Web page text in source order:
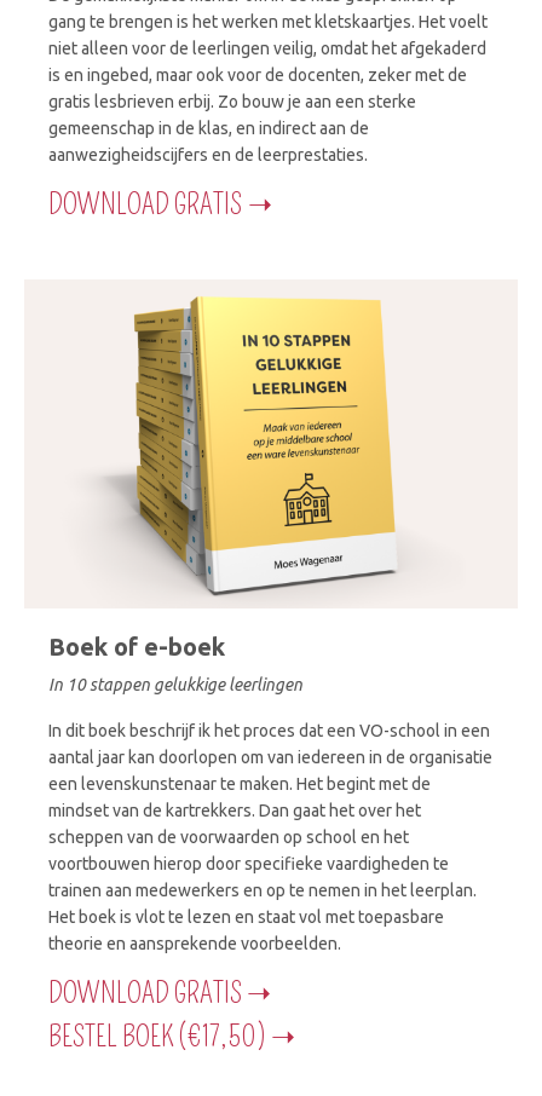
gang te brengen is het werken met kletskaartjes. Het voelt
niet alleen voor de leerlingen veilig, omdat het afgekaderd
is en ingebed, maar ook voor de docenten, zeker met de
gratis lesbrieven erbij. Zo bouw je aan een sterke
gemeenschap in de klas, en indirect aan de
aanwezigheidscijfers en de leerprestaties.
DOWNLOAD GRATIS ➝
Boek of e-boek
In 10 stappen gelukkige leerlingen
In dit boek beschrijf ik het proces dat een VO-school in een
aantal jaar kan doorlopen om van iedereen in de organisatie
een levenskunstenaar te maken. Het begint met de
mindset van de kartrekkers. Dan gaat het over het
scheppen van de voorwaarden op school en het
voortbouwen hierop door specifieke vaardigheden te
trainen aan medewerkers en op te nemen in het leerplan.
Het boek is vlot te lezen en staat vol met toepasbare
theorie en aansprekende voorbeelden.
DOWNLOAD GRATIS ➝
BESTEL BOEK (€17,50) ➝